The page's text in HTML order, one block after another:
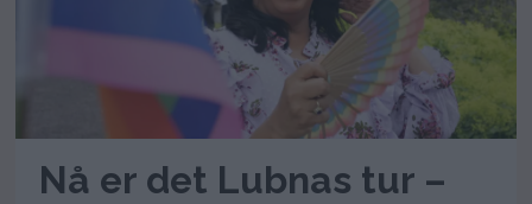
Nå er det Lubnas tur –